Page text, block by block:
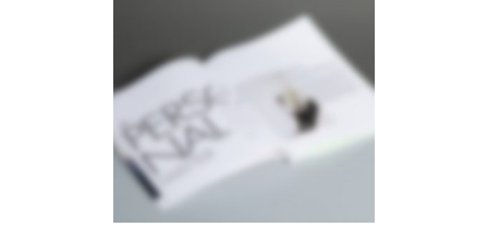
Stacked Sidebar
PHOTOGRAPHY SLIDER·